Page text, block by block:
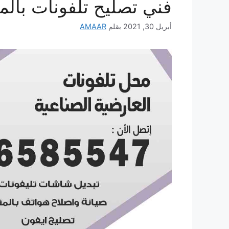
فني تصليح تلفونات
أبريل 30, 2021 بقلم AMAAR